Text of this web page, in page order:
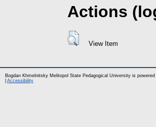
Actions
View Item
Bogdan Khmelnitsky Melitopol State Pedagogical University is powered
Accessibility